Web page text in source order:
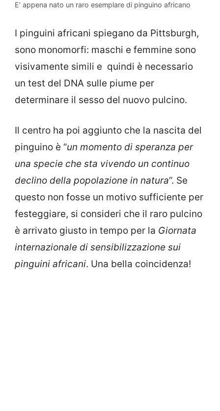
E’ appena nato un raro esemplare di pinguino africano
I pinguini africani spiegano da Pittsburgh,
sono monomorfi: maschi e femmine sono
visivamente simili e quindi è necessario
un test del DNA sulle piume per
determinare il sesso del nuovo pulcino.
Il centro ha poi aggiunto che la nascita del
pinguino è “un momento di speranza per
una specie che sta vivendo un continuo
declino della popolazione in natura“. Se
questo non fosse un motivo sufficiente per
festeggiare, si consideri che il raro pulcino
è arrivato giusto in tempo per la Giornata
internazionale di sensibilizzazione sui
pinguini africani. Una bella coincidenza!